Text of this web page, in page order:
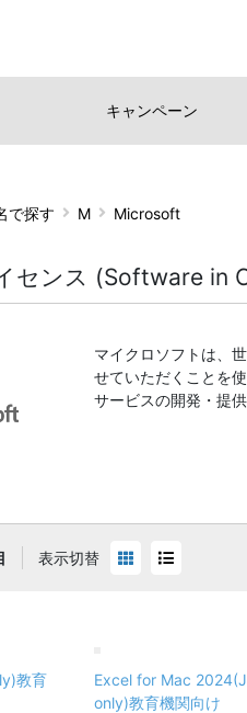
キャンペーン
で探す M Microsoft
センス (Software in
マイクロソフトは、
せていただくことを
サービスの開発・提
表示切替
教育
Excel for Mac
only)教育機関向け